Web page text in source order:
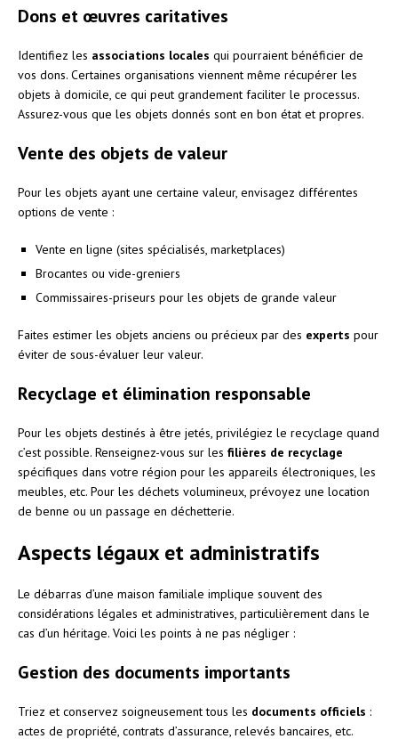
Dons et œuvres caritatives
Identifiez les associations locales qui pourraient bénéficier de
vos dons. Certaines organisations viennent même récupérer les
objets à domicile, ce qui peut grandement faciliter le processus.
Assurez-vous que les objets donnés sont en bon état et propres.
Vente des objets de valeur
Pour les objets ayant une certaine valeur, envisagez différentes
options de vente :
Vente en ligne (sites spécialisés, marketplaces)
Brocantes ou vide-greniers
Commissaires-priseurs pour les objets de grande valeur
Faites estimer les objets anciens ou précieux par des experts pour
éviter de sous-évaluer leur valeur.
Recyclage et élimination responsable
Pour les objets destinés à être jetés, privilégiez le recyclage quand
c’est possible. Renseignez-vous sur les filières de recyclage
spécifiques dans votre région pour les appareils électroniques, les
meubles, etc. Pour les déchets volumineux, prévoyez une location
de benne ou un passage en déchetterie.
Aspects légaux et administratifs
Le débarras d’une maison familiale implique souvent des
considérations légales et administratives, particulièrement dans le
cas d’un héritage. Voici les points à ne pas négliger :
Gestion des documents importants
Triez et conservez soigneusement tous les documents officiels :
actes de propriété, contrats d’assurance, relevés bancaires, etc.